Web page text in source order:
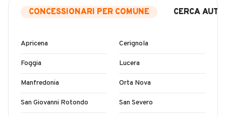
CONCESSIONARI PER COMUNE CERCA AUTO
Apricena Cerignola
Foggia Lucera
Manfredonia Orta Nova
San Giovanni Rotondo San Severo